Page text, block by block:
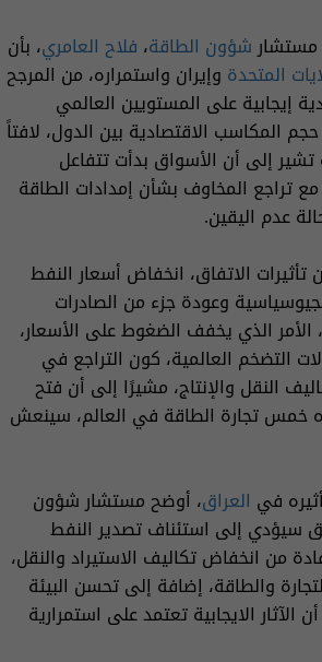
مستشارشؤون الطاقة، فلاح العامري، بأن
المتحدة وإيران واستمراره، من المرجح
إيجابية على المستويين العالمي
المكاسب الاقتصادية بين الدول، لافتاً
تشير إلى أن الأسواق بدأت تتفاعل
تراجع المخاوف بشأن إمدادات الطاقة
عدم اليقين.
تأثيرات الاتفاق، انخفاض أسعار النفط
وعودة جزء من الصادرات
الأمر الذي يخفف الضغوط على الأسعار،
التضخم العالمية، كون التراجع في
النقل والإنتاج، مشيرًا إلى أن فتح
خمس تجارة الطاقة في العالم، سينعش
في العراق، أوضح مستشار شؤون
سيؤدي إلى استئناف تصدير النفط
من انخفاض تكاليف الاستيراد والنقل،
والطاقة، إضافة إلى تحسن البيئة
الآثار الايجابية تعتمد على استمرارية